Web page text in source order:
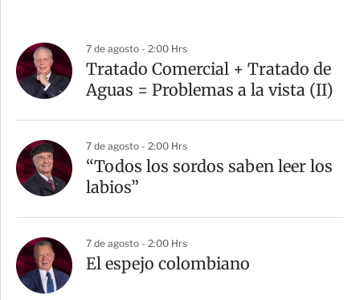
7 de agosto - 2:00 Hrs
Tratado Comercial + Tratado de
Aguas = Problemas a la vista (II)
7 de agosto - 2:00 Hrs
“Todos los sordos saben leer los
labios”
7 de agosto - 2:00 Hrs
El espejo colombiano